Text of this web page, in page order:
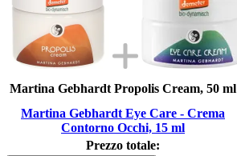
Martina Gebhardt Propolis Cream, 50 ml
Martina Gebhardt Eye Care - Crema
Contorno Occhi, 15 ml
Prezzo totale: